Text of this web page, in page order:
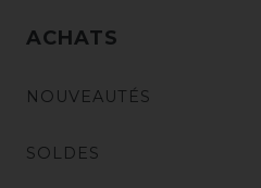
ACHATS
NOUVEAUTÉS
SOLDES